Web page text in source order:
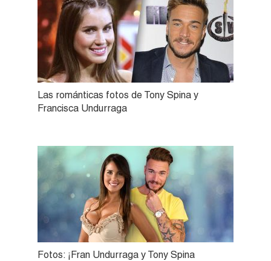
Las románticas fotos de Tony Spina y
Francisca Undurraga
Fotos: ¡Fran Undurraga y Tony Spina